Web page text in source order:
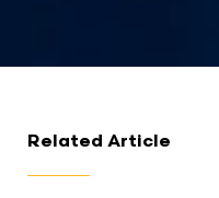
Related Article